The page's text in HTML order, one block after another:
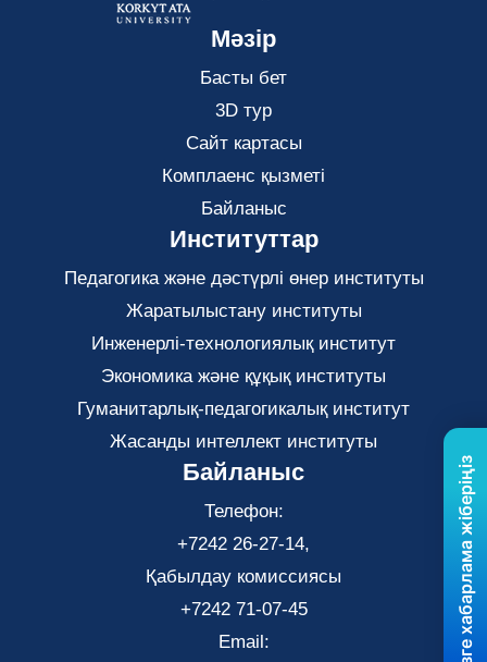
Мәзір
Басты бет
3D тур
Сайт картасы
Комплаенс қызметі
Байланыс
Институттар
Педагогика және дәстүрлі өнер институты
Жаратылыстану институты
Инженерлі-технологиялық институт
Экономика және құқық институты
Гуманитарлық-педагогикалық институт
Жасанды интеллект институты
Байланыс
Телефон:
+7242 26-27-14,
Қабылдау комиссиясы
+7242 71-07-45
Email:
Бізге хабарлама жіберіңіз